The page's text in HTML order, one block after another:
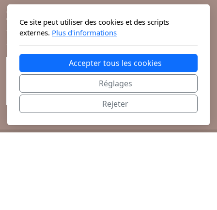
Horaires d'ouvertures :
10h-19h du lundi au vendredi
10h-18h le samedi
Ce site peut utiliser des cookies et des scripts
externes. Plus d'informations
Accepter tous les cookies
Réglages
Rejeter
Bougies
Diffuseurs